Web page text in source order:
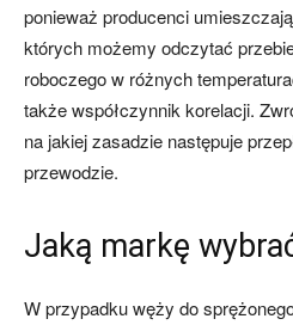
ponieważ producenci
których możemy odczytać
roboczego w różnych
także współczynnik korelacji.
na jakiej zasadzie następuje
przewodzie.
Jaką markę
W przypadku węży do